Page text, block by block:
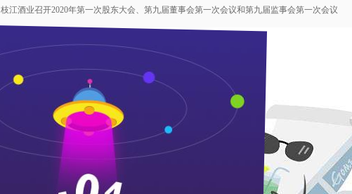
枝江酒业召开2020年第一次股东大会、第九届董事会第一次会议和第九届监事会第一次会议
关于提名推荐第六届中国青年科技工作者协会会员人选的公示
枝江酒业召开2018年第二次股东大会、第八届董事会第一次会议和第八届监事会第一次会议
枝江酒业召开2015年第一次股东大会、第七届董事会第一次会议和第七届监事会第一次会议
共创枝江品牌美
——董事长蒋红星在全国经